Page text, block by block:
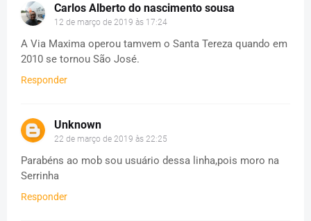
Carlos Alberto do nascimento sousa
12 de março de 2019 às 17:24
A Via Maxima operou tamvem o Santa Tereza quando em
2010 se tornou São José.
Responder
Unknown
22 de março de 2019 às 22:25
Parabéns ao mob sou usuário dessa linha,pois moro na
Serrinha
Responder